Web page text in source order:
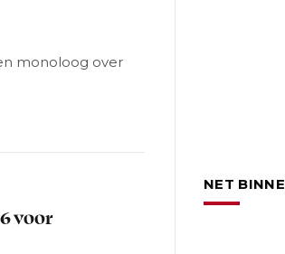
monoloog over
voor
NET